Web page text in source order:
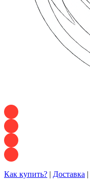
Как купить? | Доставка |